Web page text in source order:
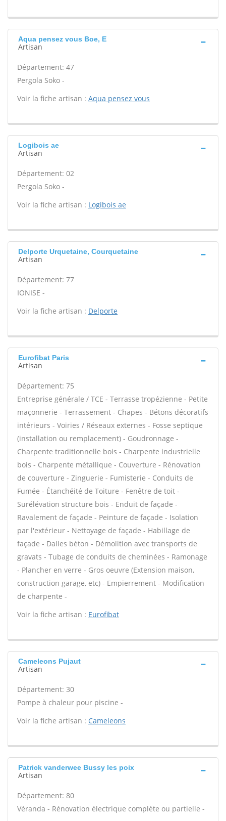
Aqua pensez vous Boe, E
Artisan
Département: 47
Pergola Soko -
Voir la fiche artisan : Aqua pensez vous
Logibois ae
Artisan
Département: 02
Pergola Soko -
Voir la fiche artisan : Logibois ae
Delporte Urquetaine, Courquetaine
Artisan
Département: 77
IONISE -
Voir la fiche artisan : Delporte
Eurofibat Paris
Artisan
Département: 75
Entreprise générale / TCE - Terrasse tropézienne - Petite
maçonnerie - Terrassement - Chapes - Bétons décoratifs
intérieurs - Voiries / Réseaux externes - Fosse septique
(installation ou remplacement) - Goudronnage -
Charpente traditionnelle bois - Charpente industrielle
bois - Charpente métallique - Couverture - Rénovation
de couverture - Zinguerie - Fumisterie - Conduits de
Fumée - Étanchéité de Toiture - Fenêtre de toit -
Surélévation structure bois - Enduit de façade -
Ravalement de façade - Peinture de façade - Isolation
par l'extérieur - Nettoyage de façade - Habillage de
façade - Dalles béton - Démolition avec transports de
gravats - Tubage de conduits de cheminées - Ramonage
- Plancher en verre - Gros oeuvre (Extension maison,
construction garage, etc) - Empierrement - Modification
de charpente -
Voir la fiche artisan : Eurofibat
Cameleons Pujaut
Artisan
Département: 30
Pompe à chaleur pour piscine -
Voir la fiche artisan : Cameleons
Patrick vanderwee Bussy les poix
Artisan
Département: 80
Véranda - Rénovation électrique complète ou partielle -